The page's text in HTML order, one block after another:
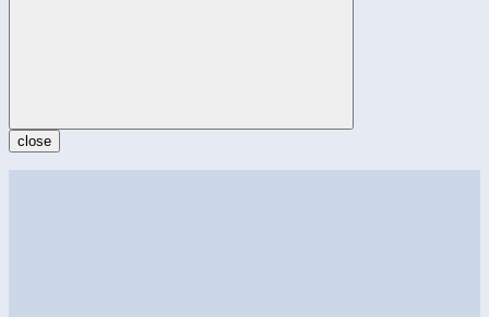
close